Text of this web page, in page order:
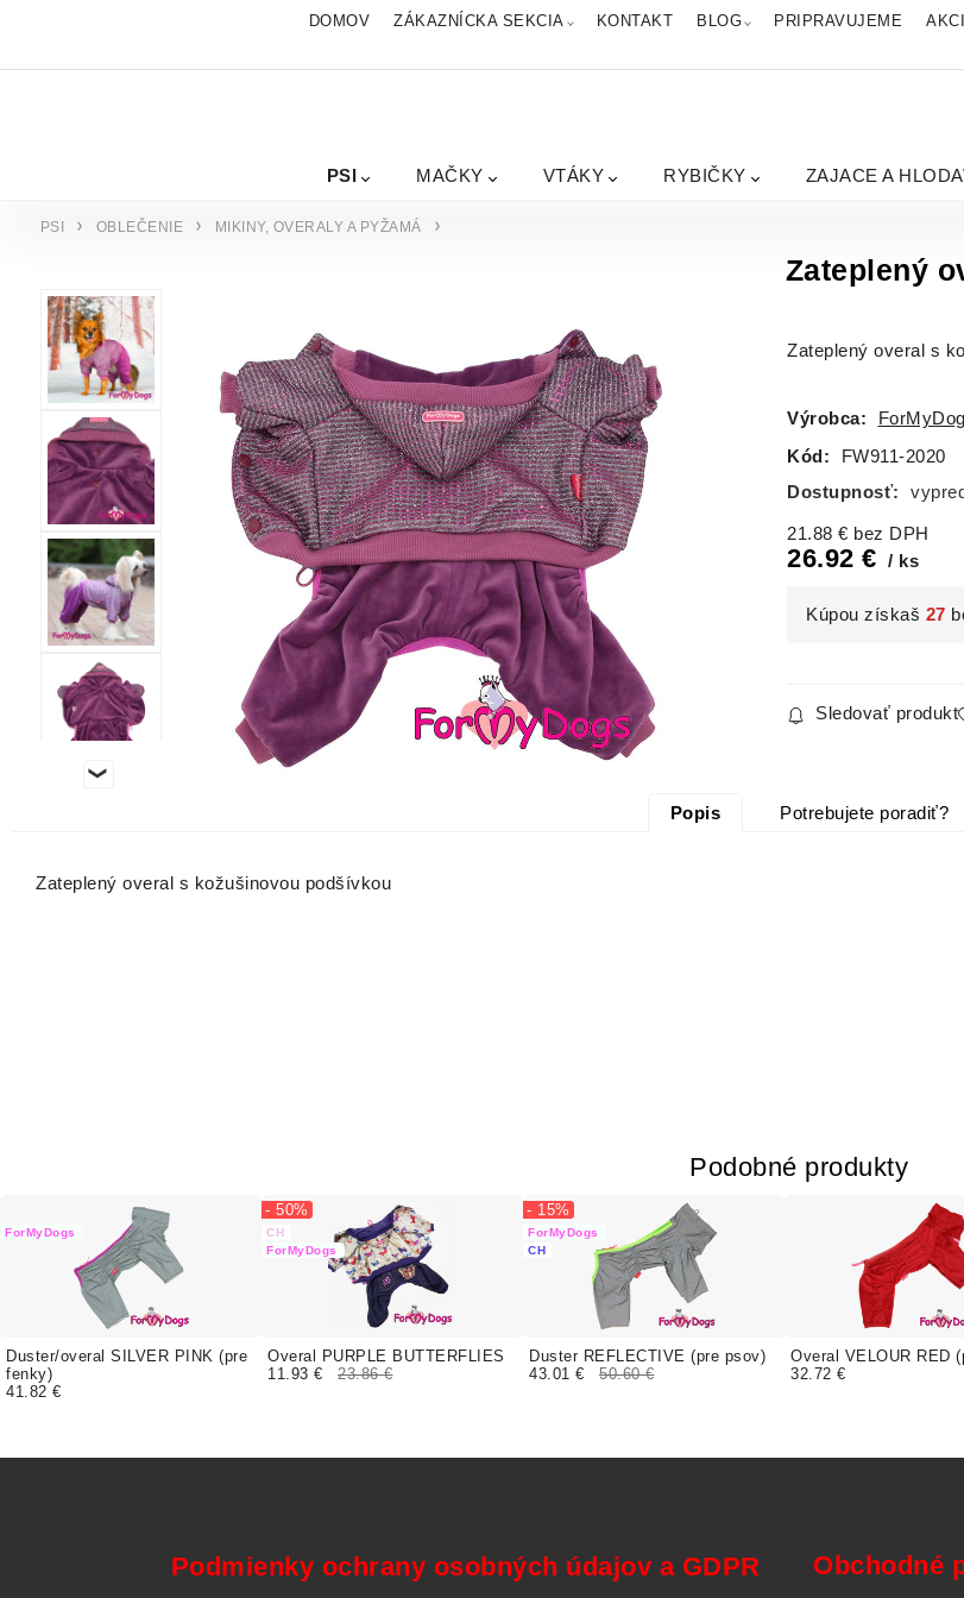
DOMOV ZÁKAZNÍCKA SEKCIA KONTAKT BLOG PRIPRAVUJEME
PSI MAČKY VTÁKY RYBIČKY ZAJACE A
PSI OBLEČENIE MIKINY, OVERALY A PYŽAMÁ
Zateplený
Zateplený overal s
Výrobca:
Kód:
FW911-2020
Dostupnosť:
21.88 € bez DPH
26.92 € ks
Kúpou získaš 27
Sledovať produkt
Popis Potrebujete poradiť?
Zateplený overal s kožušinovou podšívkou
Podobné produkty
Duster/overal SILVER PINK (pre
fenky)
ForMyDogs
41.82 €
Overal PURPLE BUTTERFLIES
CH
ForMyDogs
- 50%
11.93 € 23.86 €
Duster REFLECTIVE (pre psov)
ForMyDogs
CH
- 15%
43.01 € 50.60 €
Overal VELOUR RED
32.72 €
Podmienky ochrany osobných údajov a GDPR Obchodné